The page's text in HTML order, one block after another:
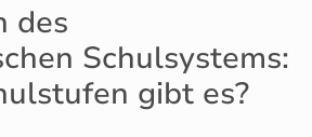
des
Schulsystems:
gibt es?